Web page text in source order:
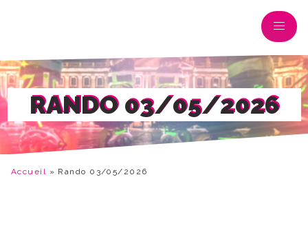
RANDO 03/05/2026
Accueil » Rando 03/05/2026